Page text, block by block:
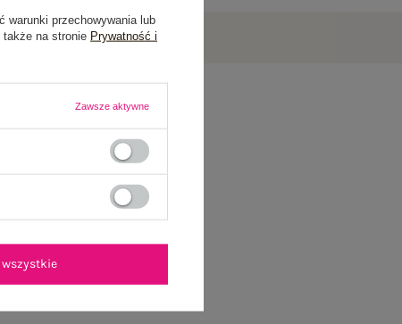
warunki przechowywania lub
także na stronie Prywatność i
Zawsze aktywne